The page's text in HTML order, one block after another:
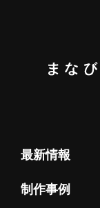
最新情報
制作事例